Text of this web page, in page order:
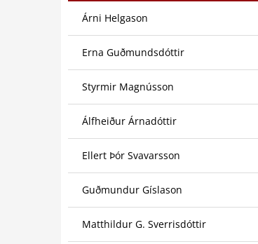
Árni Helgason
Erna Guðmundsdóttir
Styrmir Magnússon
Álfheiður Árnadóttir
Ellert Þór Svavarsson
Guðmundur Gíslason
Matthildur G. Sverrisdóttir